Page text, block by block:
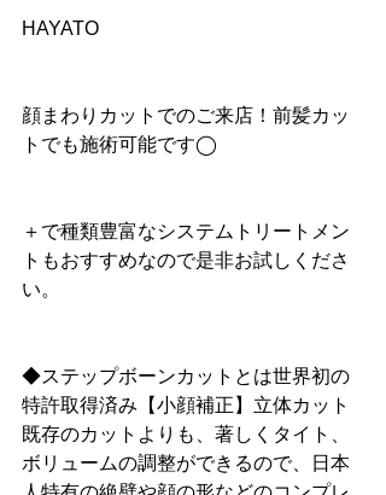
HAYATO
顔まわりカットでのご来店！前髪カッ
トでも施術可能です◯
＋で種類豊富なシステムトリートメン
トもおすすめなので是非お試しくださ
い。
◆ステップボーンカットとは世界初の
特許取得済み【小顔補正】立体カット
既存のカットよりも、著しくタイト、
ボリュームの調整ができるので、日本